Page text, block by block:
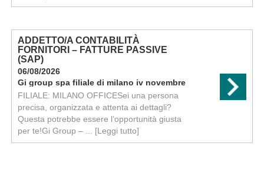
ADDETTO/A CONTABILITÀ
FORNITORI – FATTURE PASSIVE
(SAP)
06/08/2026
Gi group spa filiale di milano iv novembre
FILIALE: MILANO OFFICESei una persona
precisa, organizzata e attenta ai dettagli?
Questa potrebbe essere l’opportunità giusta
per te!Gi Group – ... [Leggi tutto]